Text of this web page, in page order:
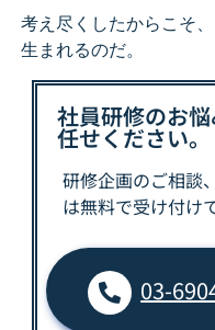
考え尽くしたからこそ、
生まれるのだ。
社員研修のお
任せください。
研修企画のご相談
は無料で受け付け
03-